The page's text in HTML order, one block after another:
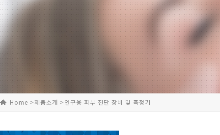
Home >제품소개 >연구용 피부 진단 장비 및 측정기